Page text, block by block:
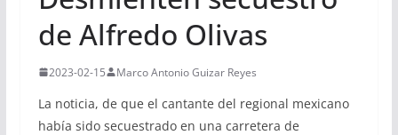
de Alfredo Olivas
2023-02-15 Marco Antonio Guizar Reyes
La noticia, de que el cantante del regional mexicano
había sido secuestrado en una carretera de